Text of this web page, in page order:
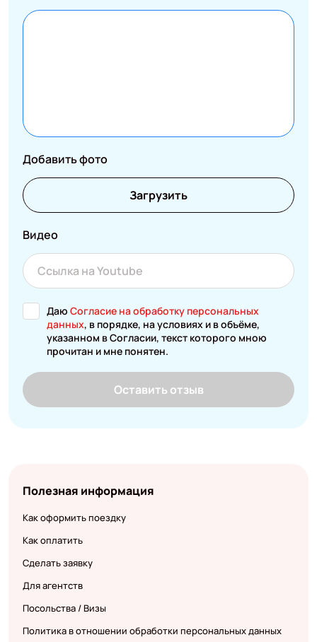
Добавить фото
Загрузить
Видео
Даю Согласие на обработку персональных
данных, в порядке, на условиях и в объёме,
указанном в Согласии, текст которого мною
прочитан и мне понятен.
Оставить отзыв
Полезная информация
Как оформить поездку
Как оплатить
Сделать заявку
Для агентств
Посольства / Визы
Политика в отношении обработки персональных данных